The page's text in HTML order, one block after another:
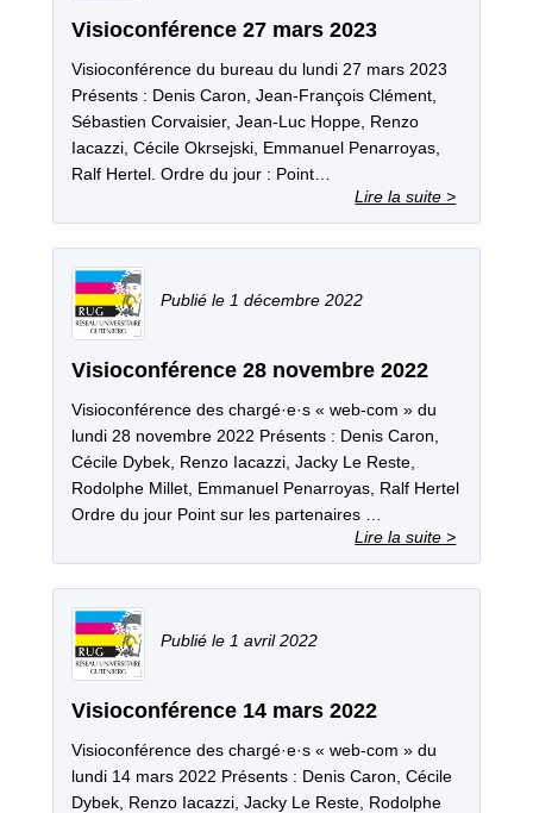
Visioconférence 27 mars 2023
Visioconférence du bureau du lundi 27 mars 2023
Présents : Denis Caron, Jean-François Clément,
Sébastien Corvaisier, Jean-Luc Hoppe, Renzo
Iacazzi, Cécile Okrsejski, Emmanuel Penarroyas,
Ralf Hertel. Ordre du jour : Point…
Visioconférence 28 novembre 2022
Visioconférence des chargé·e·s « web-com » du
lundi 28 novembre 2022 Présents : Denis Caron,
Cécile Dybek, Renzo Iacazzi, Jacky Le Reste,
Rodolphe Millet, Emmanuel Penarroyas, Ralf Hertel
Ordre du jour Point sur les partenaires …
1 décembre 2022
Visioconférence 14 mars 2022
Visioconférence des chargé·e·s « web-com » du
lundi 14 mars 2022 Présents : Denis Caron, Cécile
Dybek, Renzo Iacazzi, Jacky Le Reste, Rodolphe
1 avril 2022